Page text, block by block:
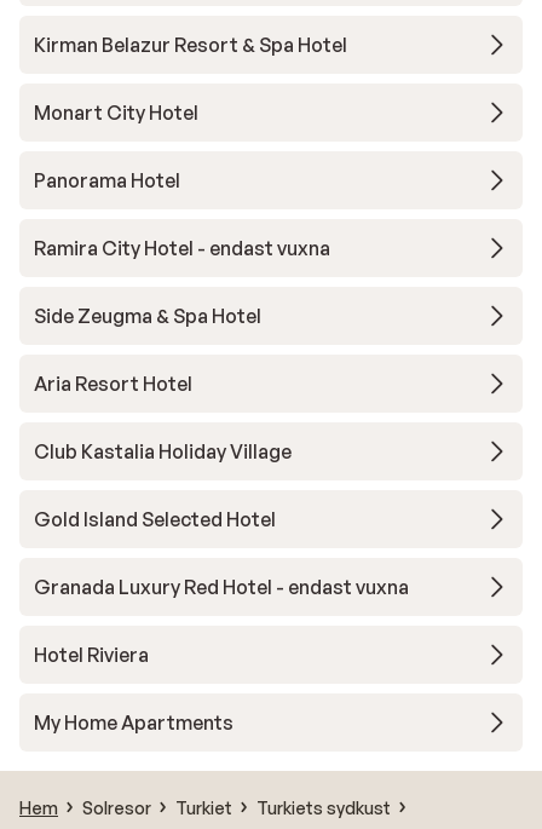
Kirman Belazur Resort & Spa Hotel
Monart City Hotel
Panorama Hotel
Ramira City Hotel - endast vuxna
Side Zeugma & Spa Hotel
Aria Resort Hotel
Club Kastalia Holiday Village
Gold Island Selected Hotel
Granada Luxury Red Hotel - endast vuxna
Hotel Riviera
My Home Apartments
Hem Solresor Turkiet
Turkiets sydkust